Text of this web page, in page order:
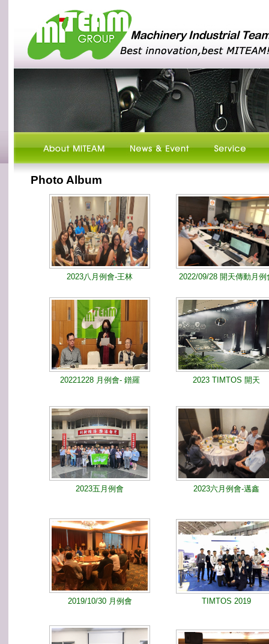
Photo Album
2023八月例會-王林 2022/09/28 開天傳動月例
20221228 月例會- 鐠羅 2023 TIMTOS 開天
2023五月例會 2023六月例會-邁鑫
2019/10/30 月例會 TIMTOS 2019